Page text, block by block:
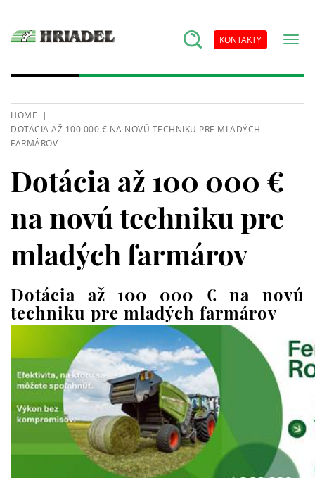
KONTAKTY
HOME
DOTÁCIA AŽ 100 000 € NA NOVÚ TECHNIKU PRE MLADÝCH
FARMÁROV
Dotácia až 100 000 €
na novú techniku pre
mladých farmárov
Dotácia až 100 000 € na novú
techniku pre mladých farmárov